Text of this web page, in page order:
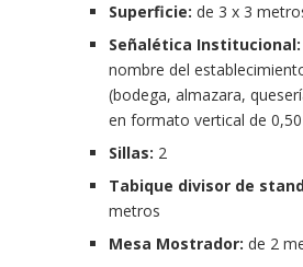
Superficie: de 3 x 3
Señalética Institucional:
nombre del
(bodega, almazara,
en formato vertical de
Sillas: 2
Tabique divisor de
metros
Mesa Mostrador: de 2